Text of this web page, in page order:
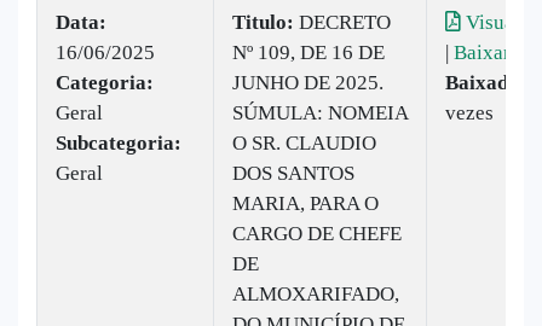
Data:
16/06/2025
Categoria:
Geral
Subcategoria:
Geral
Titulo: DECRETO
Nº 109, DE 16 DE
JUNHO DE 2025.
SÚMULA: NOMEIA
O SR. CLAUDIO
DOS SANTOS
MARIA, PARA O
CARGO DE CHEFE
DE
ALMOXARIFADO,
| Baixar
Baixado:
vezes